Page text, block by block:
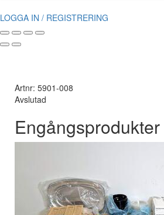
LOGGA IN / REGISTRERING
Artnr: 5901-008
Avslutad
Engångsprodukter